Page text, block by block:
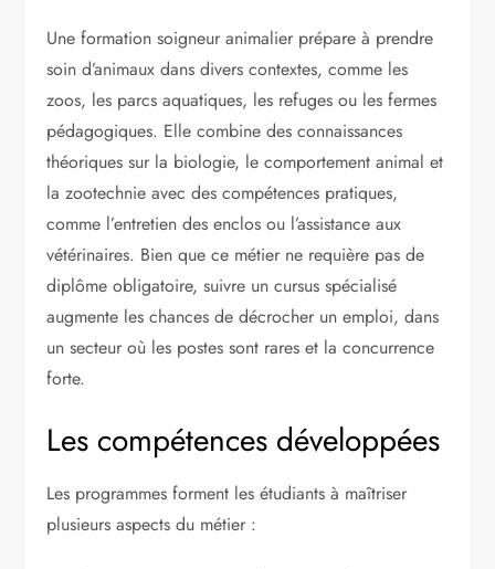
Une formation soigneur animalier prépare à prendre
soin d’animaux dans divers contextes, comme les
zoos, les parcs aquatiques, les refuges ou les fermes
pédagogiques. Elle combine des connaissances
théoriques sur la biologie, le comportement animal et
la zootechnie avec des compétences pratiques,
comme l’entretien des enclos ou l’assistance aux
vétérinaires. Bien que ce métier ne requière pas de
diplôme obligatoire, suivre un cursus spécialisé
augmente les chances de décrocher un emploi, dans
un secteur où les postes sont rares et la concurrence
forte.
Les compétences développées
Les programmes forment les étudiants à maîtriser
plusieurs aspects du métier :